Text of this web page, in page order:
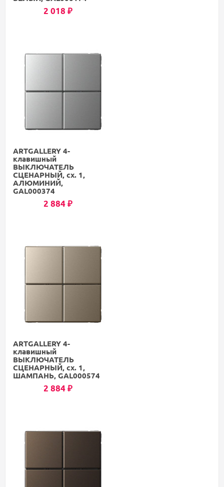
2 018 ₽
ARTGALLERY 4-
клавишный
ВЫКЛЮЧАТЕЛЬ
СЦЕНАРНЫЙ, сх. 1,
АЛЮМИНИЙ,
GAL000374
2 884 ₽
ARTGALLERY 4-
клавишный
ВЫКЛЮЧАТЕЛЬ
СЦЕНАРНЫЙ, сх. 1,
ШАМПАНЬ, GAL000574
2 884 ₽